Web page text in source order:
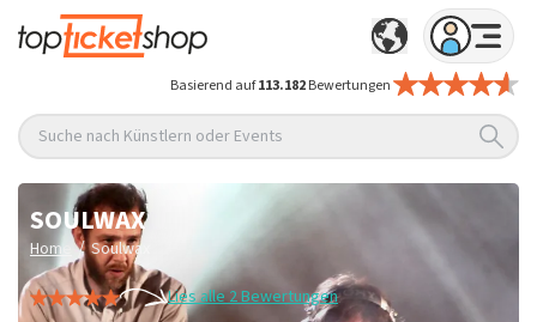
Basierend auf113.182Bewertungen
Suche nach Künstlern oder Events
SOULWAX
Home / Soulwax
Lies alle 2 Bewertungen